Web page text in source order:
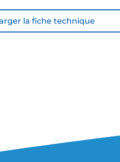
la fiche technique